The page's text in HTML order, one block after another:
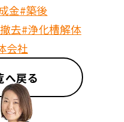
金#築後
去#浄化槽解体
会社
へ戻る